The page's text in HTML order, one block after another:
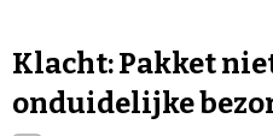
Voor Bedrijven
Klacht: Pakket
onduidelijke